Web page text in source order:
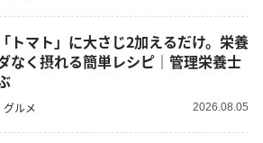
トマト」に大さじ2加えるだけ。栄養
なく摂れる簡単レシピ｜管理栄養士
グルメ 2026.08.05